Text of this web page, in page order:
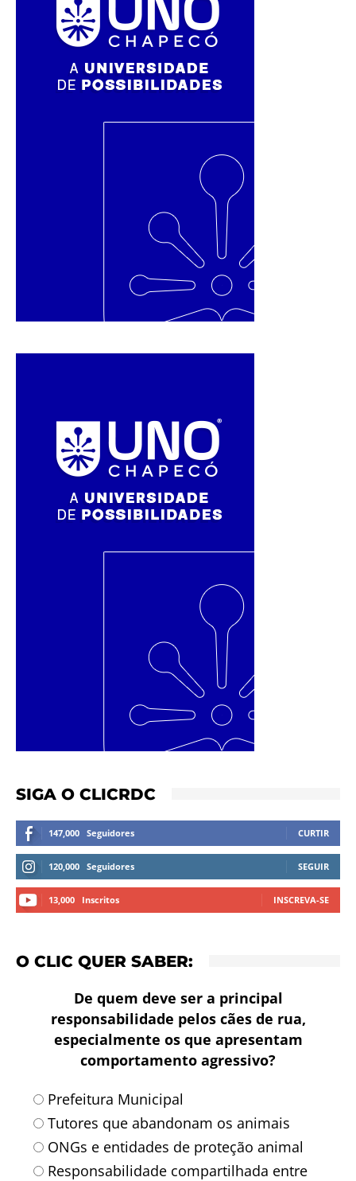
SIGA O CLICRDC
147,000 Seguidores CURTIR
120,000 Seguidores SEGUIR
13,000 Inscritos INSCREVA-SE
O CLIC QUER SABER:
De quem deve ser a principal
responsabilidade pelos cães de rua,
especialmente os que apresentam
comportamento agressivo?
Prefeitura Municipal
Tutores que abandonam os animais
ONGs e entidades de proteção animal
Responsabilidade compartilhada entre